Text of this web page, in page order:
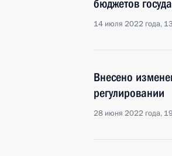
бюджетов
14 июля 2022 года,
Внесено
регулировании
28 июня 2022 года,